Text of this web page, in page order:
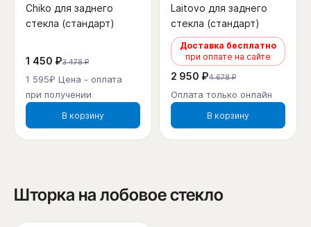
Chiko для заднего
стекла (стандарт)
1 450 ₽3 478 ₽
1 595₽ Цена - оплата
при получении
В корзину
Laitovo для заднего
стекла (стандарт)
Доставка бесплатно
при оплате на сайте
2 950 ₽4 678 ₽
Оплата только онлайн
В корзину
Шторка на лобовое стекло